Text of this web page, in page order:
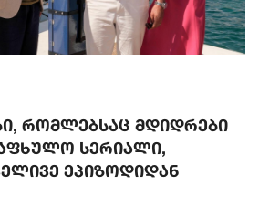
რომლებსაც მდიდრები
სერიალი,
ეპიზოდიდან